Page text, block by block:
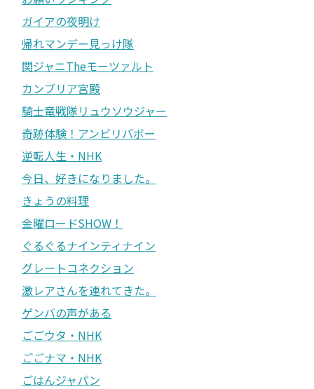
ガイアの夜明け
帰れマンデー見っけ隊
関ジャニTheモーツァルト
カンブリア宮殿
騎士竜戦隊リュウソウジャー
奇跡体験！アンビリバボー
逆転人生・NHK
今日、好きになりました。
きょうの料理
金曜ロードSHOW！
ぐるぐるナインティナイン
グレートコネクション
激レアさんを連れてきた。
ゲンバの声がある
ごごウタ・NHK
ごごナマ・NHK
ごはんジャパン